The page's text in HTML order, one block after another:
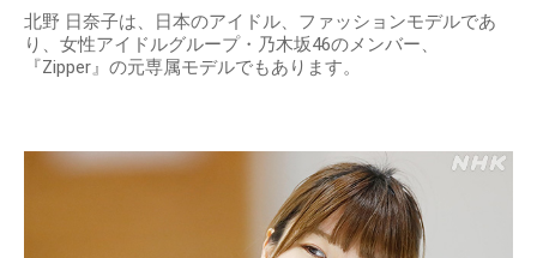
北野 日奈子は、日本のアイドル、ファッションモデルであ
り、女性アイドルグループ・乃木坂46のメンバー、
『Zipper』の元専属モデルでもあります。